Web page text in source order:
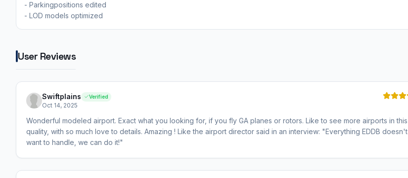
- Parkingpositions edited
- LOD models optimized
User Reviews
Swiftplains Verified
Oct 14, 2025
Wonderful modeled airport. Exact what you looking for, if you fly GA planes or rotors. Like to see more airports in this
quality, with so much love to details. Amazing ! Like the airport director said in an interview: "Everything EDDB doesn't
want to handle, we can do it!"